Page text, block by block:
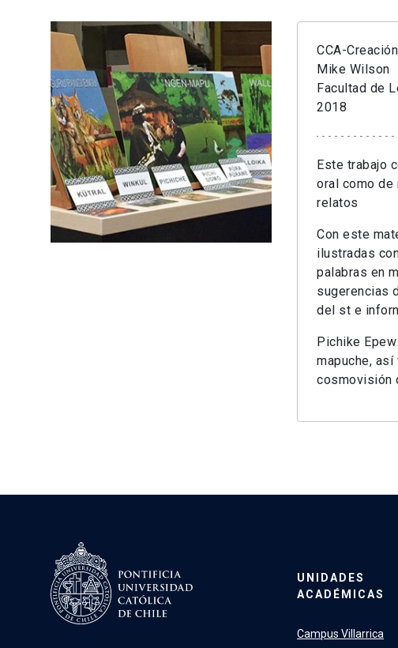
CCA-
Mike Wilson
Facultad de
2018
Este trabajo
oral como
relatos
Con este
ilustradas
palabras en
sugerencias
del st e
Pichike
mapuche,
cosmovisión
UNIDADES
ACADÉMICAS
Campus Villarrica